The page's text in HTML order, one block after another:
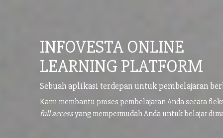
INFOVESTA ONLINE
LEARNING PLATFORM
Sebuah aplikasi terdepan untuk pembelajaran
Kami membantu proses pembelajaran Anda secara
full accessyang mempermudah Anda untuk belajar